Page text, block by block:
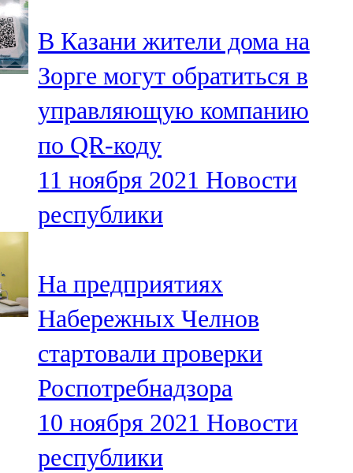
В Казани жители дома на
Зорге могут обратиться в
управляющую компанию
по QR-коду
11 ноября 2021 Новости
республики
На предприятиях
Набережных Челнов
стартовали проверки
Роспотребнадзора
10 ноября 2021 Новости
республики